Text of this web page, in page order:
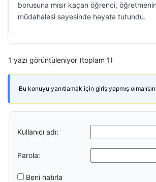
borusuna mısır kaçan öğrenci,
müdahalesi sayesinde hayata tutundu.
1 yazı görüntüleniyor (toplam 1)
Bu konuyu yanıtlamak için giriş yapmış
Kullanıcı adı:
Parola:
Beni hatırla